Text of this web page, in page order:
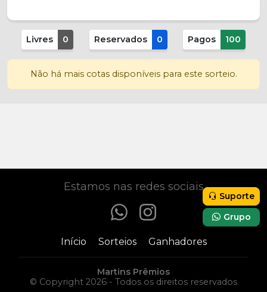
Livres 0 Reservados 0 Pagos 100
Não há mais cotas disponíveis para este sorteio.
Suporte
Grupo
Estamos nas redes sociais
Início Sorteios Ganhadores
Martins Prêmios
© Copyright 2026 - Todos os direitos reservados